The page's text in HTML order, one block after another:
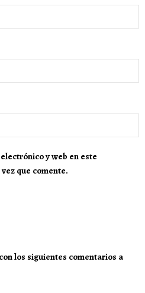
y web en este
que comente.
los siguientes comentarios a